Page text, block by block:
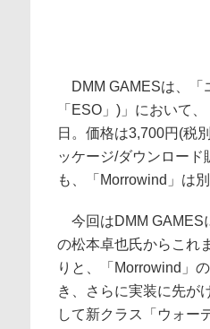
DMM GAMESは、「
「ESO」)」において
日。価格は3,700円(税
ッケージ/ダウンロー
も、「Morrowind」は
今回はDMM GAMES
の松本卓也氏からこれ
りと、「Morrowind」
き、さらに実装に先が
して新クラス「ウォー